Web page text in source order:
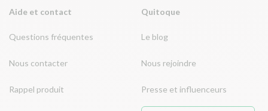
Aide et contact
Questions fréquentes
Nous contacter
Rappel produit
Quitoque
Le blog
Nous rejoindre
Presse et influenceurs